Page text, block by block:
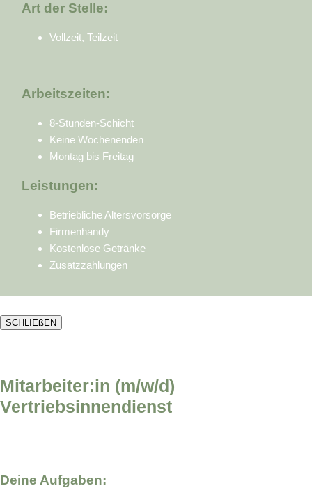
Art der Stelle:
Vollzeit, Teilzeit
Arbeitszeiten:
8-Stunden-Schicht
Keine Wochenenden
Montag bis Freitag
Leistungen:
Betriebliche Altersvorsorge
Firmenhandy
Kostenlose Getränke
Zusatzzahlungen
SCHLIEßEN
Mitarbeiter:in (m/w/d)
Vertriebsinnendienst
Deine Aufgaben: